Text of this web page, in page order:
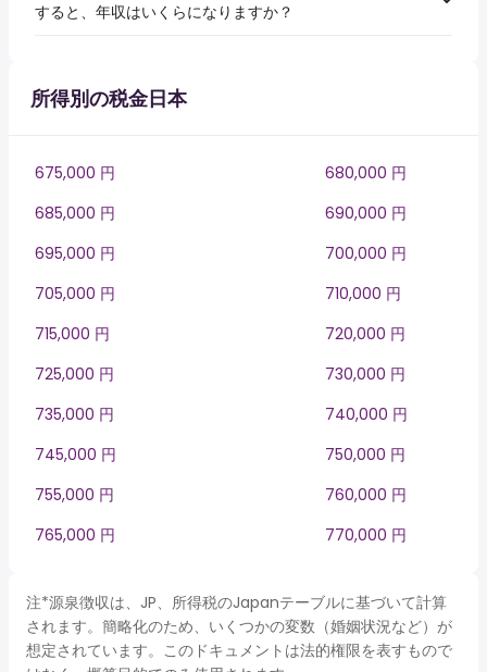
すると、年収はいくらになりますか？
所得別の税金日本
675,000 円
680,000 円
685,000 円
690,000 円
695,000 円
700,000 円
705,000 円
710,000 円
715,000 円
720,000 円
725,000 円
730,000 円
735,000 円
740,000 円
745,000 円
750,000 円
755,000 円
760,000 円
765,000 円
770,000 円
注*源泉徴収は、JP、所得税のJapanテーブルに基づいて計算
されます。簡略化のため、いくつかの変数（婚姻状況など）が
想定されています。このドキュメントは法的権限を表すもので